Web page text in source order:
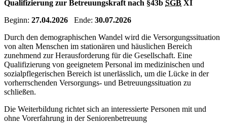
Qualifizierung zur Betreuungskraft nach §43b SGB XI
Beginn: 27.04.2026 Ende: 30.07.2026
Durch den demographischen Wandel wird die Versorgungssituation
von alten Menschen im stationären und häuslichen Bereich
zunehmend zur Herausforderung für die Gesellschaft. Eine
Qualifizierung von geeignetem Personal im medizinischen und
sozialpflegerischen Bereich ist unerlässlich, um die Lücke in der
vorherrschenden Versorgungs- und Betreuungssituation zu
schließen.
Die Weiterbildung richtet sich an interessierte Personen mit und
ohne Vorerfahrung in der Seniorenbetreuung